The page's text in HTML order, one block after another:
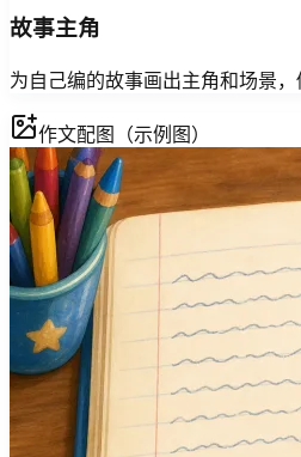
故事主角
为自己编的故事画出主角和场景
作文配图（示例图）